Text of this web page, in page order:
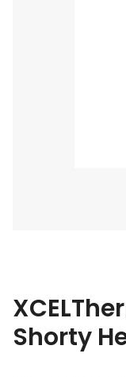
Shorty